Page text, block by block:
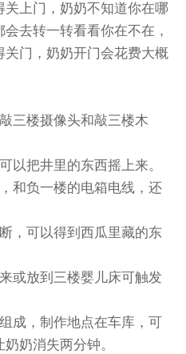
上门，奶奶不知道你在哪
去转一转看看你在不在，
门，奶奶开门会花费大概
三楼摄像头和敲三楼木
以把井里的东西摇上来。
和负一楼的电箱电线，还
，可以得到西瓜里藏的东
或放到三楼婴儿床可触发
成，制作地点在车库，可
奶消失两分钟。